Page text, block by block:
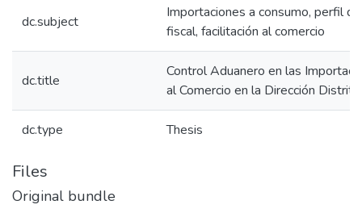
dc.subject
Importaciones a consumo, perfil
fiscal, facilitación al comercio
dc.title
Control Aduanero en las
al Comercio en la Dirección
dc.type Thesis
Files
Original bundle